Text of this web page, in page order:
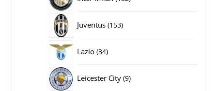
Juventus 153153
Lazio 3434
Leicester City 99